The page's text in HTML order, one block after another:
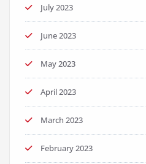
July 2023
June 2023
May 2023
April 2023
March 2023
February 2023